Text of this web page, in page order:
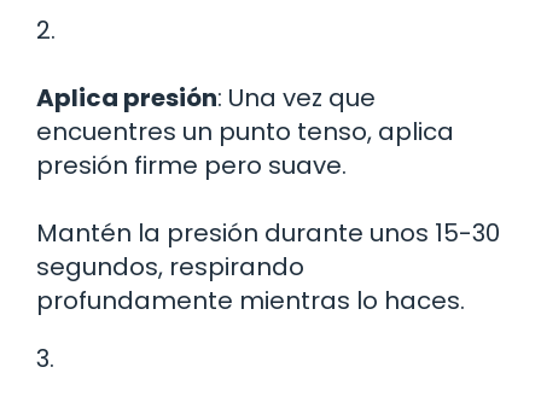
2.
Aplica presión: Una vez que
encuentres un punto tenso, aplica
presión firme pero suave.
Mantén la presión durante unos 15-30
segundos, respirando
profundamente mientras lo haces.
3.